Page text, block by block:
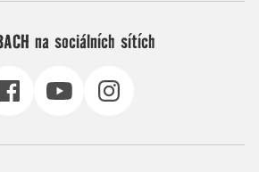
na sociálních sítích